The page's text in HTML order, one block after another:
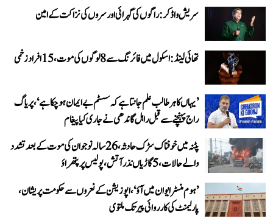
سریش واڈکر: راگوں کی گہرائی اور سروں کی نزاکت کے امین
تھائی لینڈ: اسکول میں فائرنگ سے 8 لوگوں کی موت، 15 افراد زخمی
’یہاں کا ہر طالب علم جانتا ہے کہ سسٹم بے ایمان ہو چکا ہے‘، پریاگ
راج پہنچنے سے قبل راہل گاندھی نے جاری کیا پیغام
پٹنہ میں خوفناک سڑک حادثہ، 26 سالہ نوجوان کی موت کے بعد تشدد
والے حالات، 5 گاڑیاں نذر آتش، پولیس پر پتھراؤ
’ہوم منسٹر ایوان میں آؤ‘، اپوزیشن کے نعروں سے حکومت پریشان،
پارلیمنٹ کی کارروائی پیر تک ملتوی